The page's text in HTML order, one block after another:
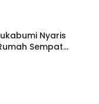
Nyaris
Sempat